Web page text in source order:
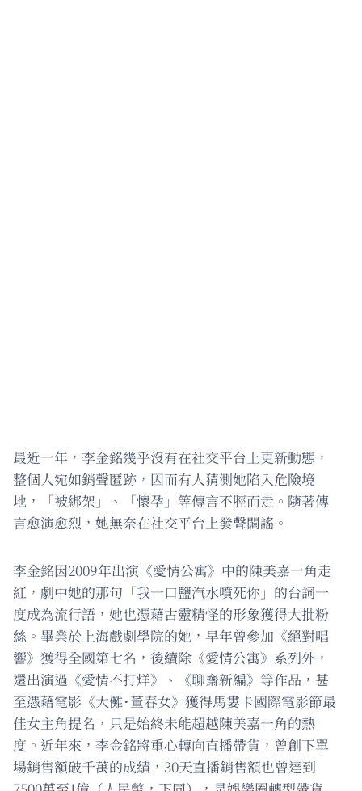
最近一年，李金銘幾乎沒有在社交平台上更新動態，
整個人宛如銷聲匿跡，因而有人猜測她陷入危險境
地，「被綁架」、「懷孕」等傳言不脛而走。隨著傳
言愈演愈烈，她無奈在社交平台上發聲闢謠。
李金銘因2009年出演《愛情公寓》中的陳美嘉一角走
紅，劇中她的那句「我一口鹽汽水噴死你」的台詞一
度成為流行語，她也憑藉古靈精怪的形象獲得大批粉
絲。畢業於上海戲劇學院的她，早年曾參加《絕對唱
響》獲得全國第七名，後續除《愛情公寓》系列外，
還出演過《愛情不打烊》、《聊齋新編》等作品，甚
至憑藉電影《大儺˙董春女》獲得馬婁卡國際電影節最
佳女主角提名，只是始終未能超越陳美嘉一角的熱
度。近年來，李金銘將重心轉向直播帶貨，曾創下單
場銷售額破千萬的成績，30天直播銷售額也曾達到